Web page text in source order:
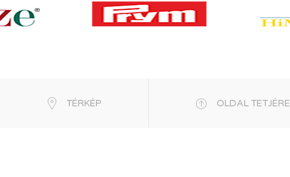
TÉRKÉP OLDAL TETJÉRE